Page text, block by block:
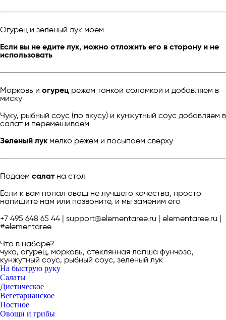
Огурец и зеленый лук моем
Если вы не едите лук, можно отложить его в сторону и не
использовать
Морковь и огурец режем тонкой соломкой и добавляем в
миску
Чуку, рыбный соус (по вкусу) и кунжутный соус добавляем в
салат и перемешиваем
Зеленый лук мелко режем и посыпаем сверху
Подаем салатна стол
Если к вам попал овощ не лучшего качества, просто
напишите нам или позвоните, и мы заменим его
+7 495 648 65 44 | support@elementaree.ru | elementaree.ru |
#elementaree
Что в наборе?
чука, огурец, морковь, стеклянная лапша фунчоза,
кунжутный соус, рыбный соус, зеленый лук
На быструю руку
Салаты
Диетическое
Вегетарианское
Постное
Овощи и грибы